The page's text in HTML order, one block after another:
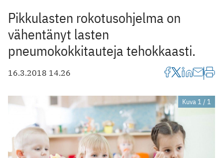
Pikkulasten rokotusohjelma on
vähentänyt lasten
pneumokokkitauteja tehokkaasti.
16.3.2018 14.26
Kuva 1 / 1